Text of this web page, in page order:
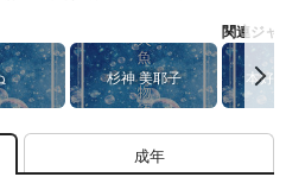
杉神 美耶子
関連ジャ
本好
成年